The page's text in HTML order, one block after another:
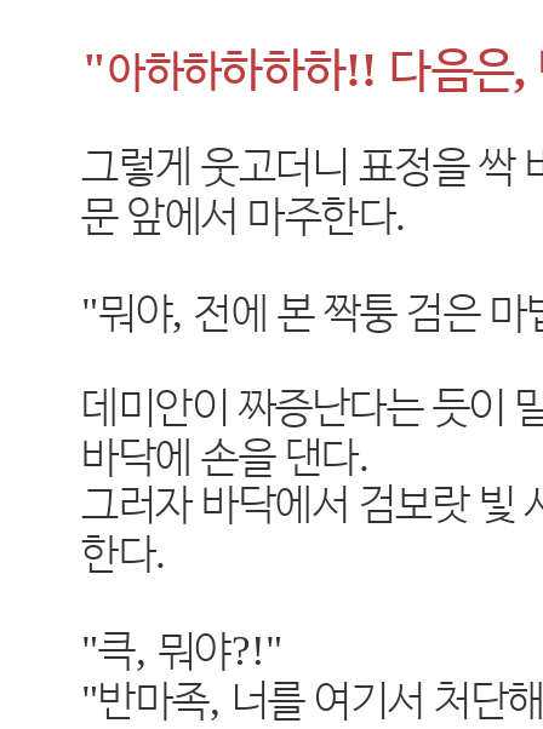
"아하하하하하!! 다음은,
그렇게 웃고더니 표정을 싹
문 앞에서 마주한다.
"뭐야, 전에 본 짝퉁 검은 마
데미안이 짜증난다는 듯이
바닥에 손을 댄다.
그러자 바닥에서 검보랏 빛
한다.
"큭, 뭐야?!"
"반마족, 너를 여기서 처단